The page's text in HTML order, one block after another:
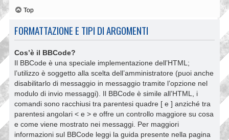
Top
FORMATTAZIONE E TIPI DI ARGOMENTI
Cos’è il BBCode?
Il BBCode è una speciale implementazione dell’HTML;
l’utilizzo è soggetto alla scelta dell’amministratore (puoi anche
disabilitarlo di messaggio in messaggio tramite l’opzione nel
modulo di invio messaggi). Il BBCode è simile all’HTML, i
comandi sono racchiusi tra parentesi quadre [ e ] anziché tra
parentesi angolari < e > e offre un controllo maggiore su cosa
e come viene mostrato nei messaggi. Per maggiori
informazioni sul BBCode leggi la guida presente nella pagina